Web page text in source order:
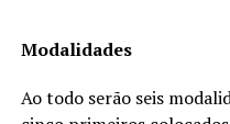
Modalidades
Ao todo serão seis